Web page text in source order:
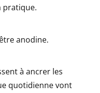
pratique.
anodine.
à ancrer les
quotidienne vont